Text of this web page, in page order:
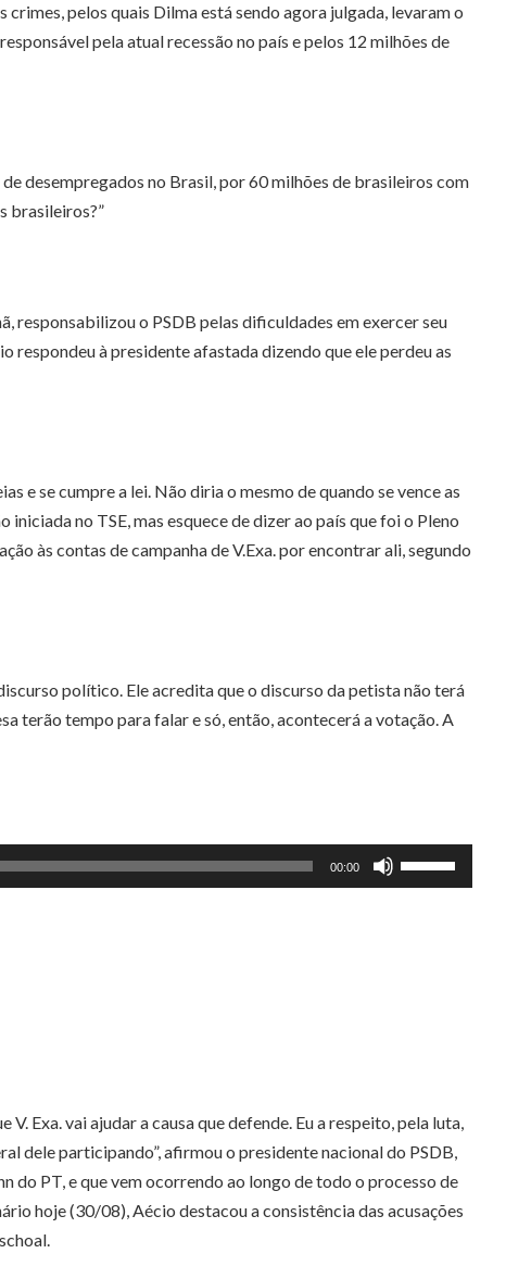
pelos quais Dilma está sendo agora julgada, levaram o
pela atual recessão no país e pelos 12 milhões de
desempregados no Brasil, por 60 milhões de brasileiros com
brasileiros?”
responsabilizou o PSDB pelas dificuldades em exercer seu
à presidente afastada dizendo que ele perdeu as
e se cumpre a lei. Não diria o mesmo de quando se vence as
no TSE, mas esquece de dizer ao país que foi o Pleno
às contas de campanha de V.Exa. por encontrar ali, segundo
político. Ele acredita que o discurso da petista não terá
terão tempo para falar e só, então, acontecerá a votação. A
00:00
Use
as
aumentar
ou
diminuir
o
Exa. vai ajudar a causa que defende. Eu a respeito, pela luta,
dele participando”, afirmou o presidente nacional do PSDB,
do PT, e que vem ocorrendo ao longo de todo o processo de
hoje (30/08), Aécio destacou a consistência das acusações